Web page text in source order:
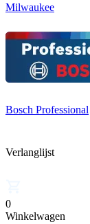
Milwaukee
Bosch Professional
Verlanglijst
0
Winkelwagen